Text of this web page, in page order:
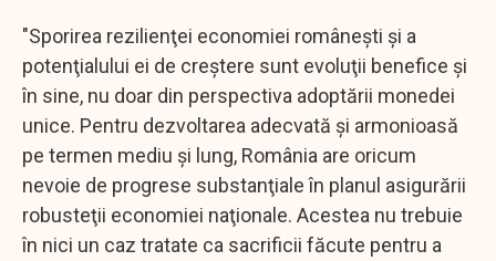
"Sporirea rezilienţei economiei româneşti şi a
potenţialului ei de creştere sunt evoluţii benefice şi
în sine, nu doar din perspectiva adoptării monedei
unice. Pentru dezvoltarea adecvată şi armonioasă
pe termen mediu şi lung, România are oricum
nevoie de progrese substanţiale în planul asigurării
robusteţii economiei naţionale. Acestea nu trebuie
în nici un caz tratate ca sacrificii făcute pentru a